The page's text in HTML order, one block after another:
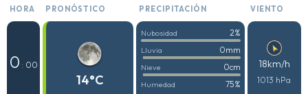
HORA PRONÓSTICO PRECIPITACIÓN VIENTO
0 : 00
14°C
Nubosidad 2%
Lluvia 0mm
Nieve 0cm
Humedad 75%
18km/h
1013 hPa